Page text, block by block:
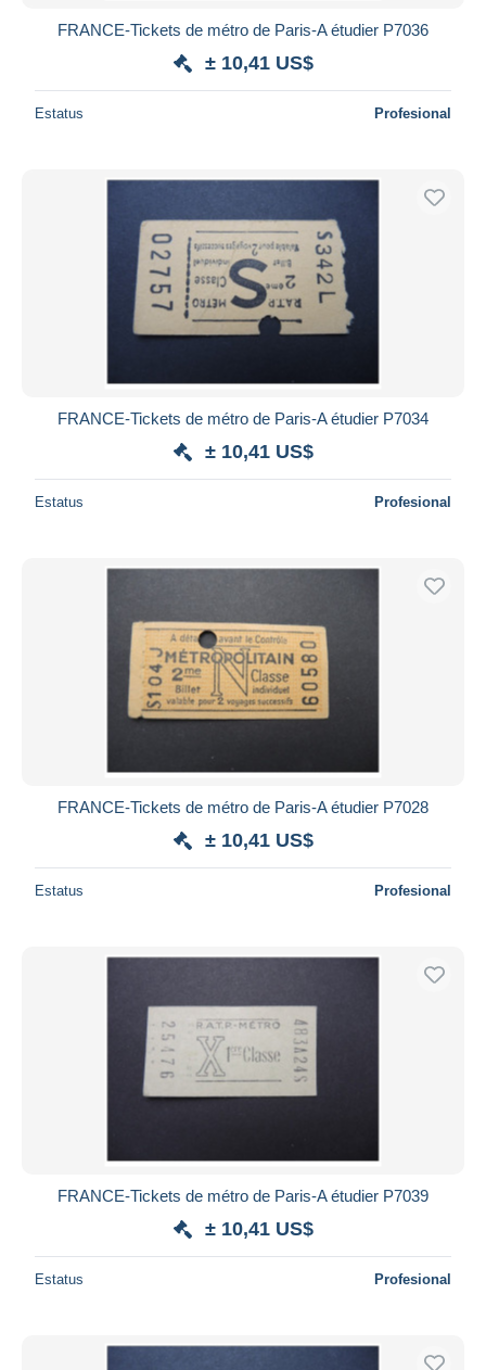
FRANCE-Tickets de métro de Paris-A étudier P7036
± 10,41 US$
Estatus Profesional
FRANCE-Tickets de métro de Paris-A étudier P7034
± 10,41 US$
Estatus Profesional
FRANCE-Tickets de métro de Paris-A étudier P7028
± 10,41 US$
Estatus Profesional
FRANCE-Tickets de métro de Paris-A étudier P7039
± 10,41 US$
Estatus Profesional